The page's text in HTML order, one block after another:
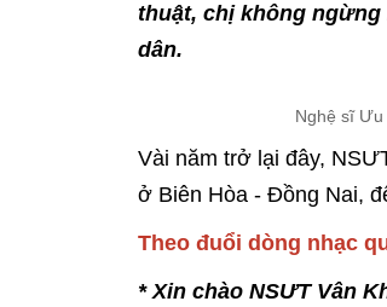
thuật, chị không ngừng
dân.
Nghệ sĩ Ưu
Vài năm trở lại đây,
ở Biên Hòa - Đồng Nai,
Theo đuổi dòng nhạc
* Xin chào NSƯT Vân